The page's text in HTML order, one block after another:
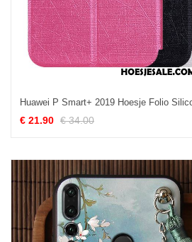
€ 21.90 € 34.00